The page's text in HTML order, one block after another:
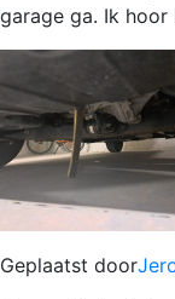
garage ga. Ik hoor
Geplaatst door